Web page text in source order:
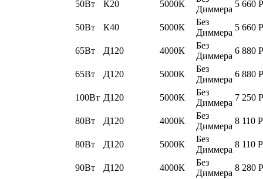
50Вт К20 5000К
Диммера
5 660 Р
50Вт К40 5000К
Без
Диммера
5 660 Р
65Вт Д120 4000К
Без
Диммера
6 880 Р
65Вт Д120 5000К
Без
Диммера
6 880 Р
100Вт Д120 5000К
Без
Диммера
7 250 Р
80Вт Д120 4000К
Без
Диммера
8 110 Р
80Вт Д120 5000К
Без
Диммера
8 110 Р
90Вт Д120 4000К
Без
Диммера
8 280 Р